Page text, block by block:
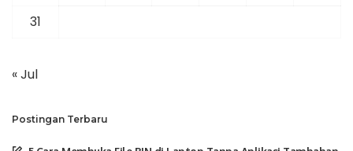
31
« Jul
Postingan Terbaru